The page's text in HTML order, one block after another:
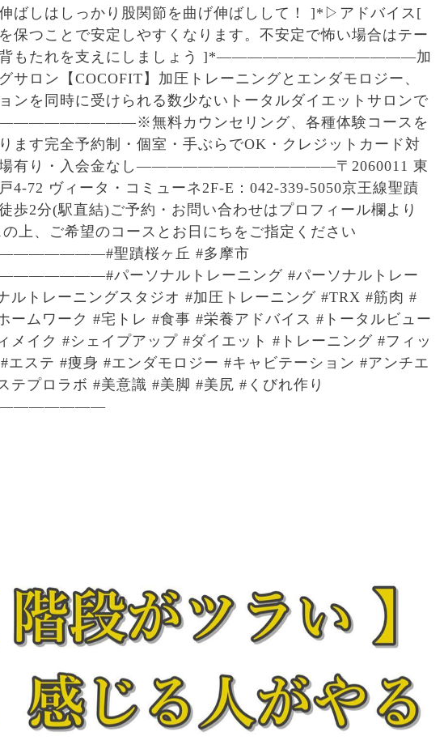
ばしはしっかり股関節を曲げ伸ばしして！ ]*▷アドバイス[
保つことで安定しやすくなります。不安定で怖い場合はテー
背もたれを支えにしましょう ]*—————————————加
サロン【COCOFIT】︎加圧トレーニングとエンダモロジー、
ンを同時に受けられる数少ないトータルダイエットサロンで
無料カウンセリング、各種体験コースを
ます︎完全予約制・個室・手ぶらでOK・クレジットカード対
場有り・入会金なし—————————————〒2060011 東
4-72 ヴィータ・コミューネ2F-E︎︎：042-339-5050︎京王線聖蹟
歩2分(駅直結)︎ご予約・お問い合わせはプロフィール欄より
上、ご希望のコースとお日にちをご指定ください
聖蹟桜ヶ丘 #多摩市
パーソナルトレーニング #パーソナルトレー
ルトレーニングスタジオ #加圧トレーニング #TRX #筋肉 #
ームワーク #宅トレ #食事 #栄養アドバイス #トータルビュー
メイク #シェイプアップ #ダイエット #トレーニング #フィッ
エステ #痩身 #エンダモロジー #キャビテーション #アンチエ
テプロラボ #美意識 #美脚 #美尻 #くびれ作り